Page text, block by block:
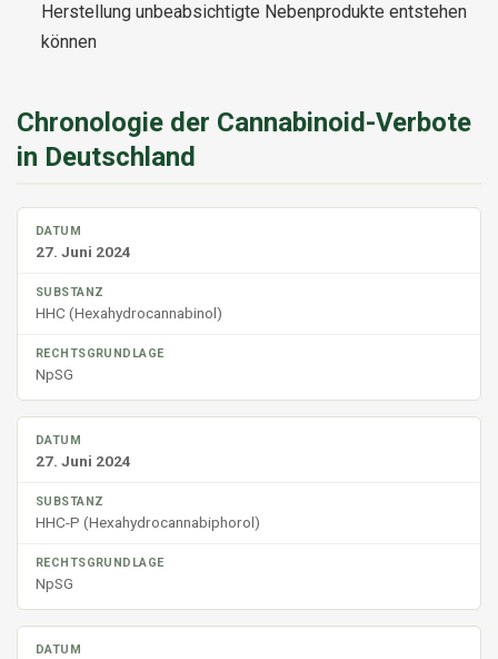
Herstellung unbeabsichtigte Nebenprodukte entstehen
können
Chronologie der Cannabinoid-Verbote
in Deutschland
27. Juni 2024
HHC (Hexahydrocannabinol)
NpSG
27. Juni 2024
HHC-P (Hexahydrocannabiphorol)
NpSG